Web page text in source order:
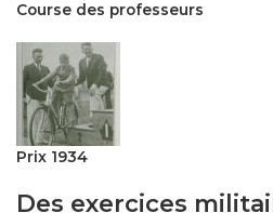
Course des professeurs
Prix 1934
Des exercices